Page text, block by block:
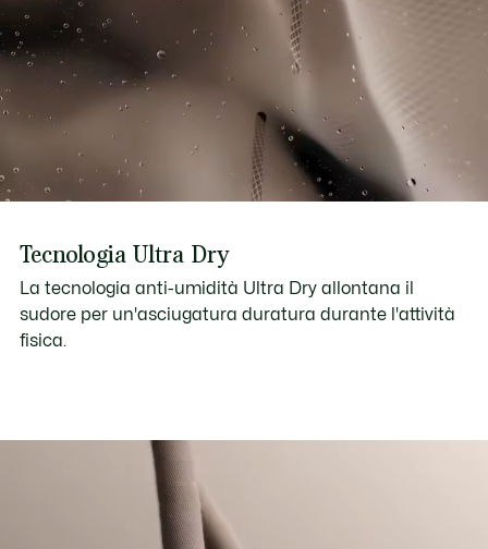
Tecnologia Ultra Dry
La tecnologia anti-umidità Ultra Dry allontana il
sudore per un'asciugatura duratura durante l'attività
fisica.